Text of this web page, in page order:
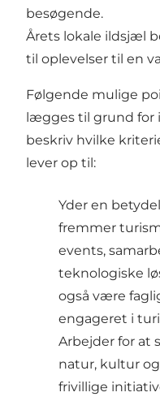
besøgende.
Årets lokale ildsjæl
til oplevelser til en
Følgende mulige
lægges til grund
beskriv hvilke
lever op til:
Yder en
fremmer
events,
teknologiske
også være
engageret i
Arbejder for at
natur, kultur
frivillige